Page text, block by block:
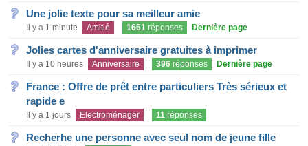
Une jolie texte pour sa meilleur amie
Il y a 1 minute Amitié 1661 réponses Dernière page
Jolies cartes d'anniversaire gratuites à imprimer
Il y a 10 heures Anniversaire 396 réponses Dernière page
France : Offre de prêt entre particuliers Très sérieux et
rapide e
Il y a 1 jours Electroménager 11 réponses
Recherhe une personne avec seul nom de jeune fille